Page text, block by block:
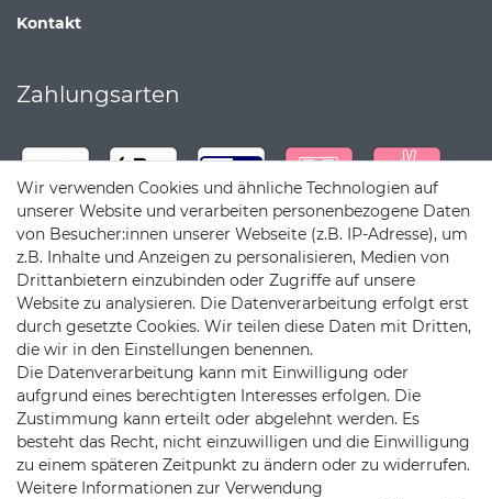
Kontakt
Zahlungsarten
Versandpartner
Wir verwenden Cookies und ähnliche Technologien auf
unserer Website und verarbeiten personenbezogene Daten
von Besucher:innen unserer Webseite (z.B. IP-Adresse), um
z.B. Inhalte und Anzeigen zu personalisieren, Medien von
Drittanbietern einzubinden oder Zugriffe auf unsere
Website zu analysieren. Die Datenverarbeitung erfolgt erst
durch gesetzte Cookies. Wir teilen diese Daten mit Dritten,
die wir in den Einstellungen benennen.
Die Datenverarbeitung kann mit Einwilligung oder
aufgrund eines berechtigten Interesses erfolgen. Die
Zustimmung kann erteilt oder abgelehnt werden. Es
besteht das Recht, nicht einzuwilligen und die Einwilligung
zu einem späteren Zeitpunkt zu ändern oder zu widerrufen.
Weitere Informationen zur Verwendung